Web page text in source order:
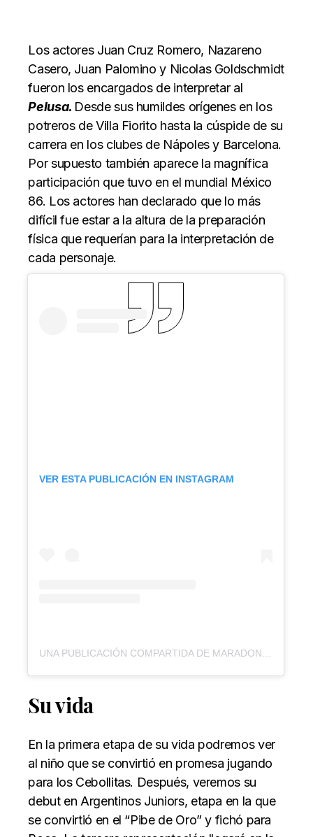
Los actores Juan Cruz Romero, Nazareno
Casero, Juan Palomino y Nicolas Goldschmidt
fueron los encargados de interpretar al
Pelusa. Desde sus humildes orígenes en los
potreros de Villa Fiorito hasta la cúspide de su
carrera en los clubes de Nápoles y Barcelona.
Por supuesto también aparece la magnífica
participación que tuvo en el mundial México
86. Los actores han declarado que lo más
difícil fue estar a la altura de la preparación
física que requerían para la interpretación de
cada personaje.
VER ESTA PUBLICACIÓN EN INSTAGRAM
Su vida
En la primera etapa de su vida podremos ver
al niño que se convirtió en promesa jugando
para los Cebollitas. Después, veremos su
debut en Argentinos Juniors, etapa en la que
se convirtió en el “Pibe de Oro” y fichó para